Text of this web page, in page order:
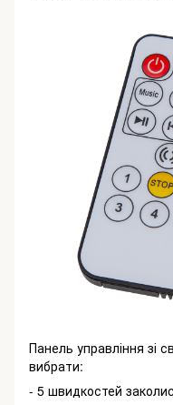
Панель управління зі
вибрати:
- 5 швидкостей